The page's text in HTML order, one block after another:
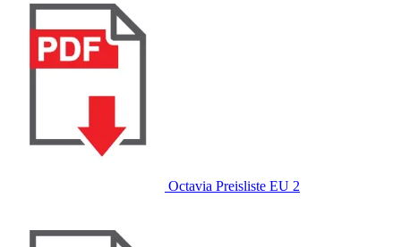
Octavia Preisliste EU 2